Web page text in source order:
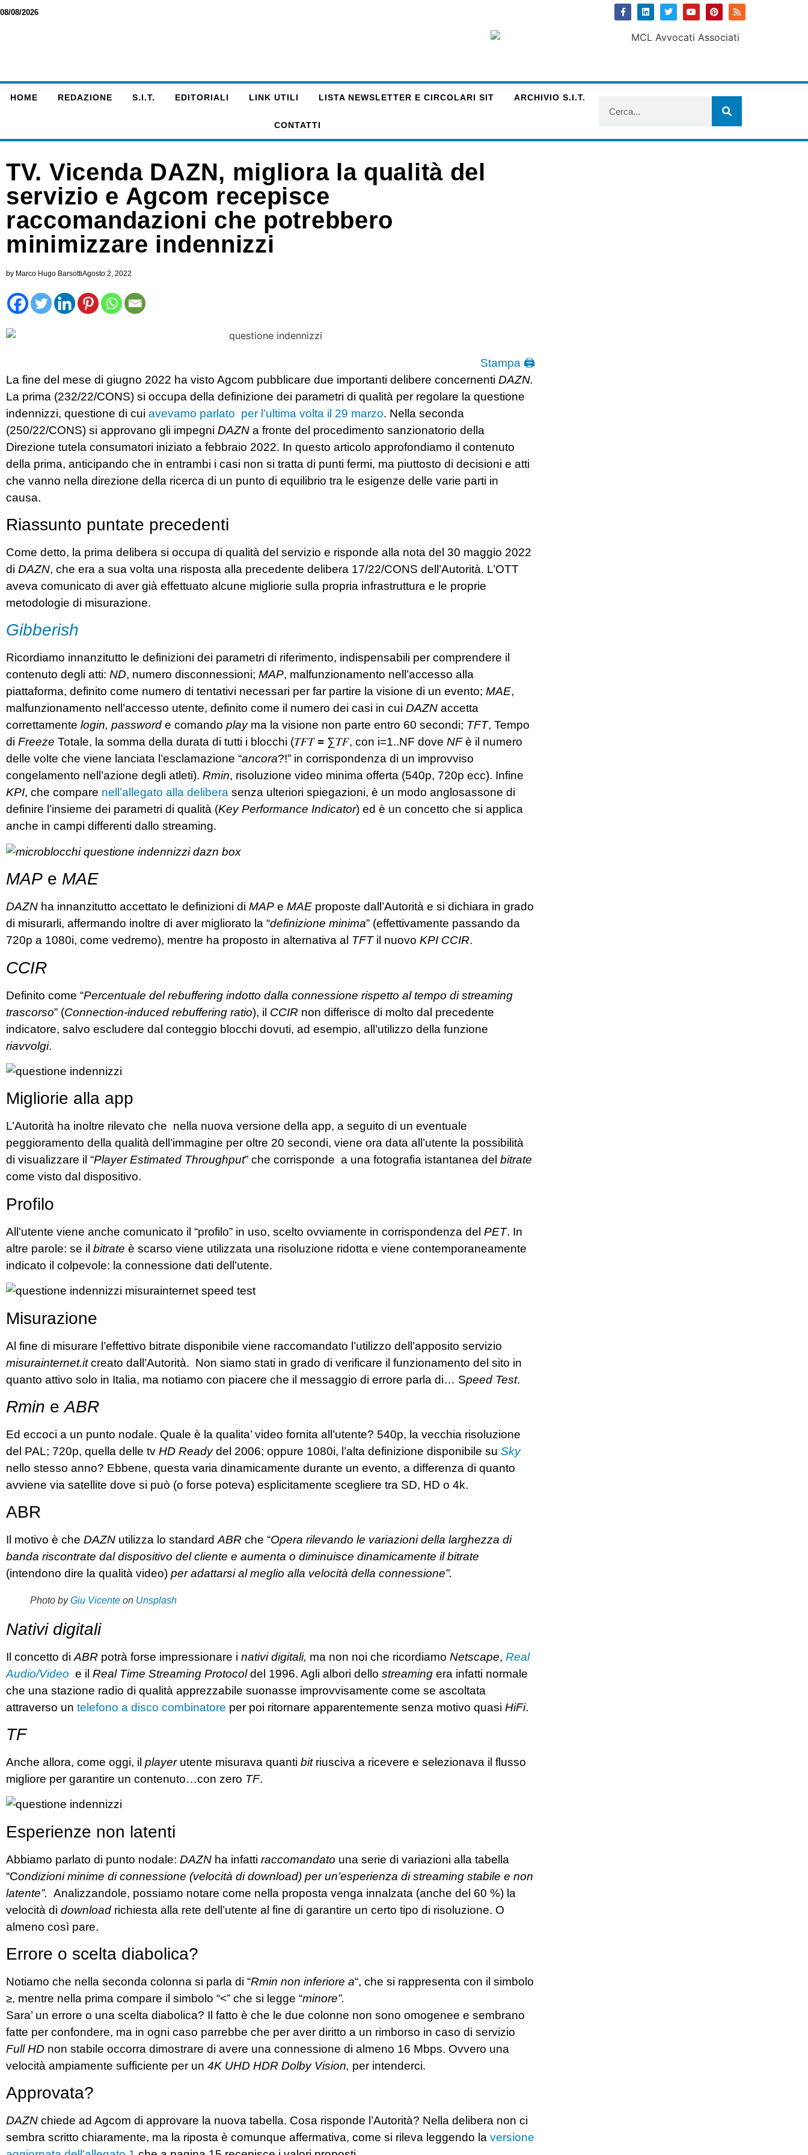
08/08/2026
HOME REDAZIONE S.I.T. EDITORIALI LINK UTILI LISTA NEWSLETTER E CIRCOLARI SIT ARCHIVIO S.I.T.
CONTATTI
TV. Vicenda DAZN, migliora la qualità del
servizio e Agcom recepisce
raccomandazioni che potrebbero
minimizzare indennizzi
by Marco Hugo BarsottiAgosto 2, 2022
Stampa 🖨
La fine del mese di giugno 2022 ha visto Agcom pubblicare due importanti delibere concernenti DAZN.
La prima (232/22/CONS) si occupa della definizione dei parametri di qualità per regolare la questione
indennizzi, questione di cui avevamo parlato per l’ultima volta il 29 marzo. Nella seconda
(250/22/CONS) si approvano gli impegni DAZN a fronte del procedimento sanzionatorio della
Direzione tutela consumatori iniziato a febbraio 2022. In questo articolo approfondiamo il contenuto
della prima, anticipando che in entrambi i casi non si tratta di punti fermi, ma piuttosto di decisioni e atti
che vanno nella direzione della ricerca di un punto di equilibrio tra le esigenze delle varie parti in
causa.
Riassunto puntate precedenti
Come detto, la prima delibera si occupa di qualità del servizio e risponde alla nota del 30 maggio 2022
di DAZN, che era a sua volta una risposta alla precedente delibera 17/22/CONS dell’Autorità. L’OTT
aveva comunicato di aver già effettuato alcune migliorie sulla propria infrastruttura e le proprie
metodologie di misurazione.
Gibberish
Ricordiamo innanzitutto le definizioni dei parametri di riferimento, indispensabili per comprendere il
contenuto degli atti: ND, numero disconnessioni; MAP, malfunzionamento nell’accesso alla
piattaforma, definito come numero di tentativi necessari per far partire la visione di un evento; MAE,
malfunzionamento nell’accesso utente, definito come il numero dei casi in cui DAZN accetta
correttamente login, password e comando playma la visione non parte entro 60 secondi; TFT, Tempo
di Freeze Totale, la somma della durata di tutti i blocchi (𝑇𝐹𝑇= ∑𝑇𝐹, con i=1..NF dove NFè il numero
delle volte che viene lanciata l’esclamazione “ancora?!” in corrispondenza di un improvviso
congelamento nell’azione degli atleti). Rmin, risoluzione video minima offerta (540p, 720p ecc). Infine
KPI, che compare nell’allegato alla delibera senza ulteriori spiegazioni, è un modo anglosassone di
definire l’insieme dei parametri di qualità (Key Performance Indicator) ed è un concetto che si applica
anche in campi differenti dallo streaming.
MAP e MAE
DAZN ha innanzitutto accettato le definizioni di MAP e MAE proposte dall’Autorità e si dichiara in grado
di misurarli, affermando inoltre di aver migliorato la “definizione minima” (effettivamente passando da
720p a 1080i, come vedremo), mentre ha proposto in alternativa al TFTil nuovo KPI CCIR.
CCIR
Definito come “Percentuale del rebuffering indotto dalla connessione rispetto al tempo di streaming
trascorso” (Connection-induced rebuffering ratio), il CCIR non differisce di molto dal precedente
indicatore, salvo escludere dal conteggio blocchi dovuti, ad esempio, all’utilizzo della funzione
riavvolgi.
Migliorie alla app
L’Autorità ha inoltre rilevato che nella nuova versione della app, a seguito di un eventuale
peggioramento della qualità dell’immagine per oltre 20 secondi, viene ora data all’utente la possibilità
di visualizzare il “Player Estimated Throughput” che corrisponde a una fotografia istantanea del bitrate
come visto dal dispositivo.
Profilo
All’utente viene anche comunicato il “profilo” in uso, scelto ovviamente in corrispondenza del PET. In
altre parole: se il bitrate è scarso viene utilizzata una risoluzione ridotta e viene contemporaneamente
indicato il colpevole: la connessione dati dell’utente.
Misurazione
Al fine di misurare l’effettivo bitrate disponibile viene raccomandato l’utilizzo dell’apposito servizio
misurainternet.itcreato dall’Autorità. Non siamo stati in grado di verificare il funzionamento del sito in
quanto attivo solo in Italia, ma notiamo con piacere che il messaggio di errore parla di… Speed Test.
Rmin eABR
Ed eccoci a un punto nodale. Quale è la qualita’ video fornita all’utente? 540p, la vecchia risoluzione
del PAL; 720p, quella delle tv HD Readydel 2006; oppure 1080i, l’alta definizione disponibile su Sky
nello stesso anno? Ebbene, questa varia dinamicamente durante un evento, a differenza di quanto
avviene via satellite dove si può (o forse poteva) esplicitamente scegliere tra SD, HD o 4k.
ABR
Il motivo è che DAZN utilizza lo standardABR che “Opera rilevando le variazioni della larghezza di
banda riscontrate dal dispositivo del cliente e aumenta o diminuisce dinamicamente il bitrate
(intendono dire la qualità video) per adattarsi al meglio alla velocità della connessione”.
Photo byGiu Vicente on Unsplash
Nativi digitali
Il concetto di ABR potrà forse impressionare i nativi digitali, ma non noi che ricordiamo Netscape, Real
Audio/Video e il Real Time Streaming Protocoldel 1996. Agli albori dello streaming era infatti normale
che una stazione radio di qualità apprezzabile suonasse improvvisamente come se ascoltata
attraverso un telefono a disco combinatore per poi ritornare apparentemente senza motivo quasi HiFi.
TF
Anche allora, come oggi, il playerutente misurava quanti bitriusciva a ricevere e selezionava il flusso
migliore per garantire un contenuto…con zero TF.
Esperienze non latenti
Abbiamo parlato di punto nodale: DAZN ha infatti raccomandato una serie di variazioni alla tabella
“Condizioni minime di connessione (velocità di download) per un’esperienza di streaming stabile e non
latente”. Analizzandole, possiamo notare come nella proposta venga innalzata (anche del 60 %) la
velocità di download richiesta alla rete dell’utente al fine di garantire un certo tipo di risoluzione. O
almeno così pare.
Errore o scelta diabolica?
Notiamo che nella seconda colonna si parla di “Rmin non inferiore a“, che si rappresenta con il simbolo
≥, mentre nella prima compare il simbolo “<” che si legge “minore”.
Sara’ un errore o una scelta diabolica? Il fatto è che le due colonne non sono omogenee e sembrano
fatte per confondere, ma in ogni caso parrebbe che per aver diritto a un rimborso in caso di servizio
Full HD non stabile occorra dimostrare di avere una connessione di almeno 16 Mbps. Ovvero una
velocità ampiamente sufficiente per un 4K UHD HDR Dolby Vision, per intenderci.
Approvata?
DAZN chiede ad Agcom di approvare la nuova tabella. Cosa risponde l’Autorità? Nella delibera non ci
sembra scritto chiaramente, ma la riposta è comunque affermativa, come si rileva leggendo la versione